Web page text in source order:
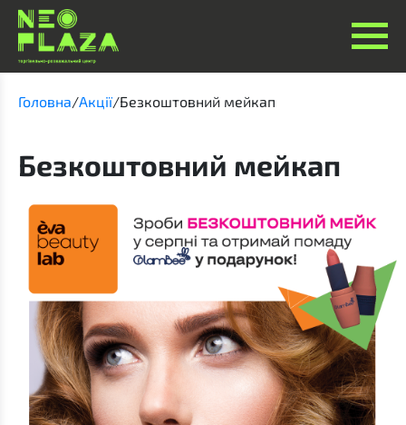
Головна/Акції/Безкоштовний мейкап
Безкоштовний мейкап